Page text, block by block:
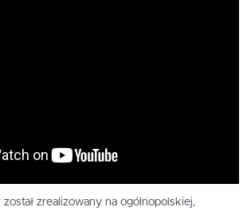
zrealizowany na ogólnopolskiej,